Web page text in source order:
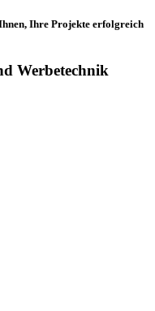
Ihre Projekte erfolgreich
Werbetechnik